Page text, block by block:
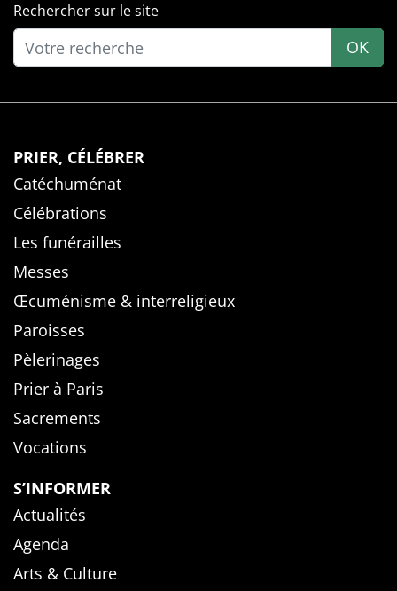
Rechercher sur le site
OK
PRIER, CÉLÉBRER
Catéchuménat
Célébrations
Les funérailles
Messes
Œcuménisme & interreligieux
Paroisses
Pèlerinages
Prier à Paris
Sacrements
Vocations
S’INFORMER
Actualités
Agenda
Arts & Culture